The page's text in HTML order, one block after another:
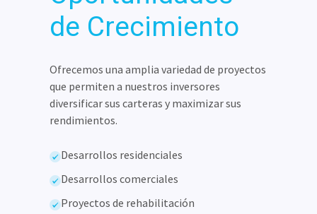
de Crecimiento
Ofrecemos una amplia variedad de proyectos
que permiten a nuestros inversores
diversificar sus carteras y maximizar sus
rendimientos.
Desarrollos residenciales
Desarrollos comerciales
Proyectos de rehabilitación